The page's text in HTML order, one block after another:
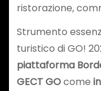
ristorazione,
Strumento
turistico di GO!
piattaforma
GECT GOcome